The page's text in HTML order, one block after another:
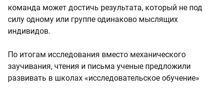
команда может достичь результата, который не под
силу одному или группе одинаково мыслящих
индивидов.
По итогам исследования вместо механического
заучивания, чтения и письма ученые предложили
развивать в школах «исследовательское обучение»